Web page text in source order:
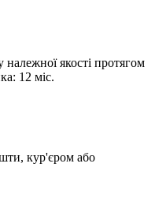
якості протягом
12 міс.
кур'єром або